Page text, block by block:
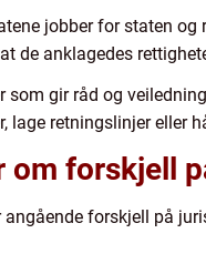
jobber for staten
de anklagedes
som gir råd og
lage retningslinjer eller
om forskjell
forskjell på